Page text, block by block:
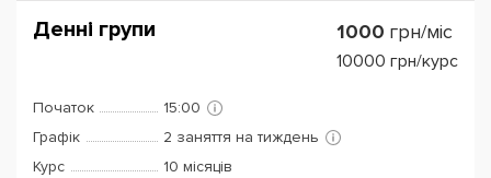
Денні групи 1000 грн/міс
10000 грн/курс
Початок
15:00
Графік
2 заняття на тиждень
Курс
10 місяців